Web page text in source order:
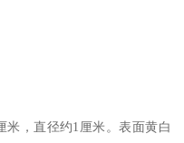
米，直径约1厘米。表面黄白